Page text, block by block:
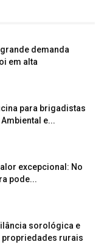
demanda
em alta
para brigadistas
e...
excepcional: No
pode...
sorológica e
propriedades rurais